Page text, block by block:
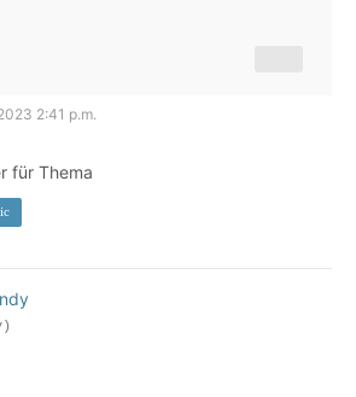
2:41 p.m.
für Thema